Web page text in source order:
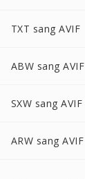
TXT sang AVIF
ABW sang AVIF
SXW sang AVIF
ARW sang AVIF